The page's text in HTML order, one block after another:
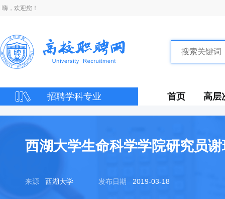
嗨，欢迎您！
招聘学科专业 首页 高层
西湖大学生命科学学院研究员
来源 西湖大学 发布日期 2019-03-18